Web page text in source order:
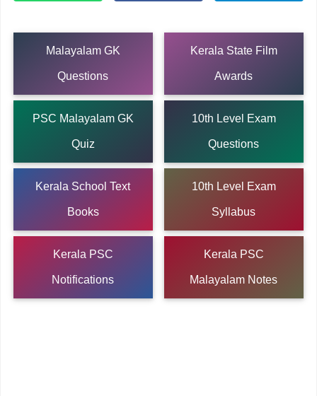
Malayalam GK
Questions
Kerala State Film
Awards
PSC Malayalam GK
Quiz
10th Level Exam
Questions
Kerala School Text
Books
10th Level Exam
Syllabus
Kerala PSC
Notifications
Kerala PSC
Malayalam Notes